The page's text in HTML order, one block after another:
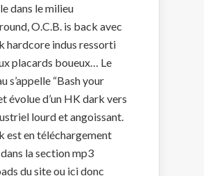
dans le milieu
O.C.B. is back avec
hardcore indus ressorti
placards boueux… Le
s’appelle “Bash your
évolue d’un HK dark vers
lourd et angoissant.
est en téléchargement
la section mp3
du site ou ici donc